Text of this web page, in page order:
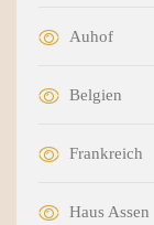
Auhof
Belgien
Frankreich
Haus Assen